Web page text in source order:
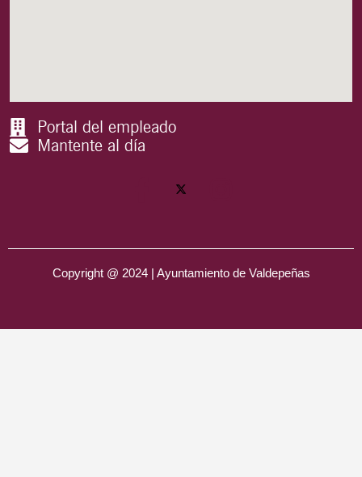
Portal del empleado
Mantente al día
Copyright @ 2024 | Ayuntamiento de Valdepeñas